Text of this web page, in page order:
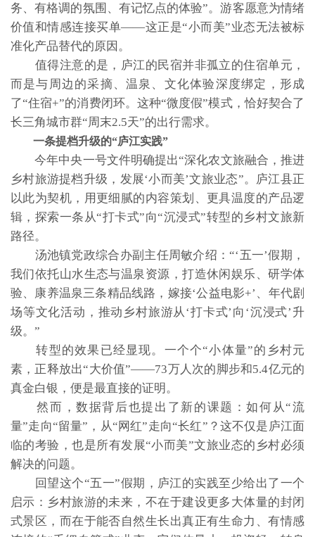
务、有格调的氛围、有记忆点的体验”。游客愿意为情绪
价值和情感连接买单——这正是“小而美”业态无法被标
准化产品替代的原因。
值得注意的是，庐江的民宿并非孤立的住宿单元，
而是与周边的采摘、温泉、文化体验深度绑定，形成
了“住宿+”的消费闭环。这种“微度假”模式，恰好契合了
长三角城市群“周末2.5天”的出行需求。
一条提档升级的“庐江实践”
今年中央一号文件明确提出“深化农文旅融合，推进
乡村旅游提档升级，发展‘小而美’文旅业态”。庐江县正
以此为契机，用更细腻的内容策划、更具温度的产品逻
辑，探索一条从“打卡式”向“沉浸式”转型的乡村文旅新
路径。
汤池镇党政综合办副主任周敏介绍：“‘五一’假期，
我们依托山水生态与温泉资源，打造休闲娱乐、研学体
验、康养温泉三条精品线路，嫁接‘公益电影+’、年代剧
场等文化活动，推动乡村旅游从‘打卡式’向‘沉浸式’升
级。”
转型的效果已经显现。一个个“小体量”的乡村元
素，正释放出“大价值”——73万人次的脚步和5.4亿元的
真金白银，便是最直接的证明。
然而，数据背后也提出了新的课题：如何从“流
量”走向“留量”，从“网红”走向“长红”？这不仅是庐江面
临的考验，也是所有发展“小而美”文旅业态的乡村必须
解决的问题。
回望这个“五一”假期，庐江的实践至少给出了一个
启示：乡村旅游的未来，不在于建设更多大体量的封闭
式景区，而在于能否自然生长出真正有生命力、有情感